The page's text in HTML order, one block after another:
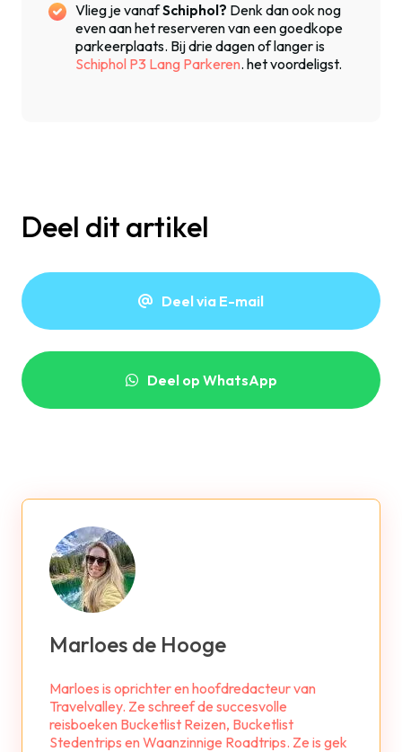
Vlieg je vanafSchiphol? Denk dan ook nog
even aan het reserveren van een goedkope
parkeerplaats. Bij drie dagen of langer is
Schiphol P3 Lang Parkeren. het voordeligst.
Deel dit artikel
Deel via E-mail
Deel op WhatsApp
Marloes de Hooge
Marloes is oprichter en hoofdredacteur van
Travelvalley. Ze schreef de succesvolle
reisboeken Bucketlist Reizen, Bucketlist
Stedentrips en Waanzinnige Roadtrips. Ze is gek